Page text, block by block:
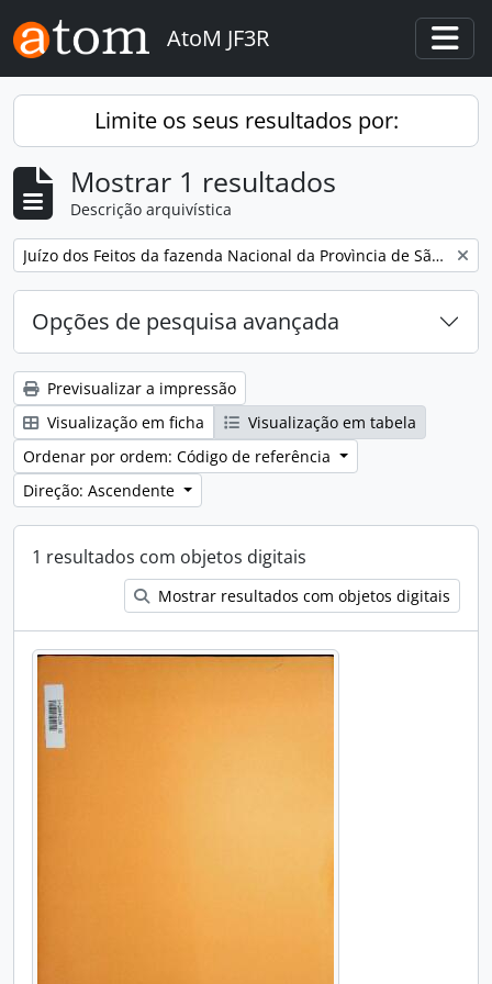
Skip to main content
AtoM JF3R
Limite os seus resultados por:
Mostrar 1 resultados
Descrição arquivística
Remove filter: Juízo dos Feitos da fazenda Nacional da Provìncia de São Paulo
Opções de pesquisa avançada
Previsualizar a impressão
Visualização em ficha
Visualização em tabela
Ordenar por ordem: Código de referência
Direção: Ascendente
1 resultados com objetos digitais
Mostrar resultados com objetos digitais